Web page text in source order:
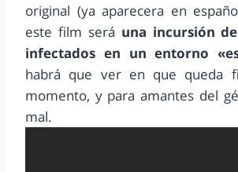
original (ya aparecera en
este film será una incursión
infectados en un entorno
habrá que ver en que queda
momento, y para amantes del
mal.